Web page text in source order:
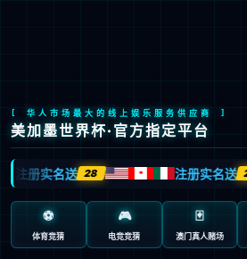
今年会文化
践行“通”的哲学，以人为本，诚信通达；
立天人合一之德，行大健康之道。
了解更多>